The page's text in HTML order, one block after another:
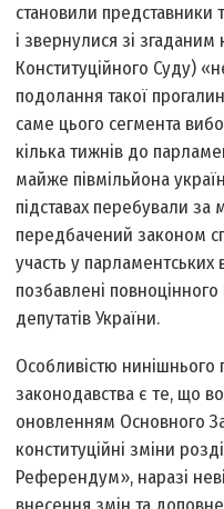
становили представники
і звернулися зі
Конституційного Суду)
подолання такої
саме цього сегмента
кілька тижнів до
майже півмільйона
підставах перебували за
передбачений законом
участь у
позбавлені
депутатів України.
Особливістю
законодавства є те, що
оновленням Основного
конституційні зміни
Референдум», наразі